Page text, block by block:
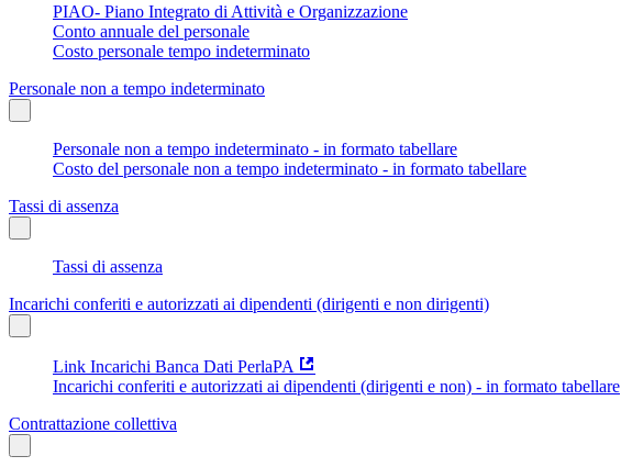
PIAO- Piano Integrato di Attività e Organizzazione
Conto annuale del personale
Costo personale tempo indeterminato
Personale non a tempo indeterminato
Personale non a tempo indeterminato - in formato tabellare
Costo del personale non a tempo indeterminato - in formato tabellare
Tassi di assenza
Tassi di assenza
Incarichi conferiti e autorizzati ai dipendenti (dirigenti e non dirigenti)
Link Incarichi Banca Dati PerlaPA
Incarichi conferiti e autorizzati ai dipendenti (dirigenti e non) - in formato tabellare
Contrattazione collettiva